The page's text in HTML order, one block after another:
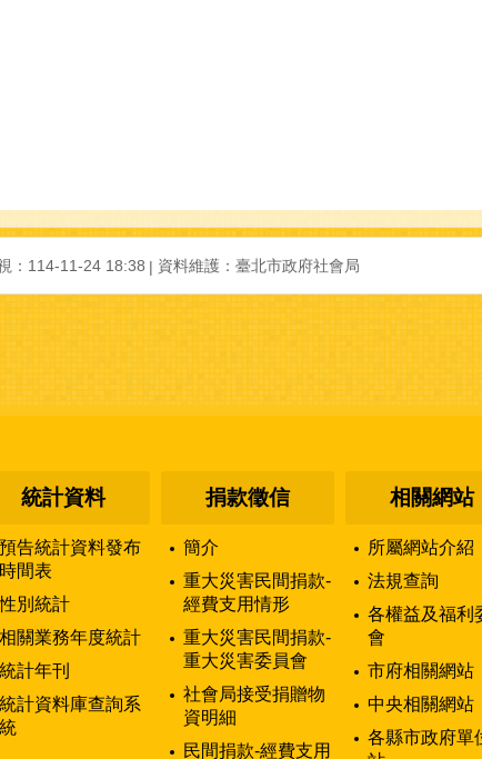
： 114-11-24 18:38 資料維護： 臺北市政府社會局
統計資料
預告統計資料發布
時間表
性別統計
相關業務年度統計
統計年刊
統計資料庫查詢系
統
捐款徵信
簡介
重大災害民間捐款-
經費支用情形
重大災害民間捐款-
重大災害委員會
社會局接受捐贈物
資明細
民間捐款-經費支用
相關網站
所屬網站介紹
法規查詢
各權益及福利
會
市府相關網站
中央相關網站
各縣市政府單